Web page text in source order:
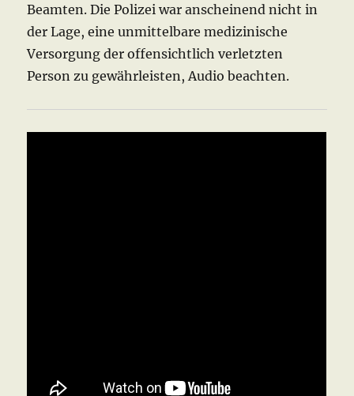
Beamten. Die Polizei war anscheinend nicht in
der Lage, eine unmittelbare medizinische
Versorgung der offensichtlich verletzten
Person zu gewährleisten, Audio beachten.